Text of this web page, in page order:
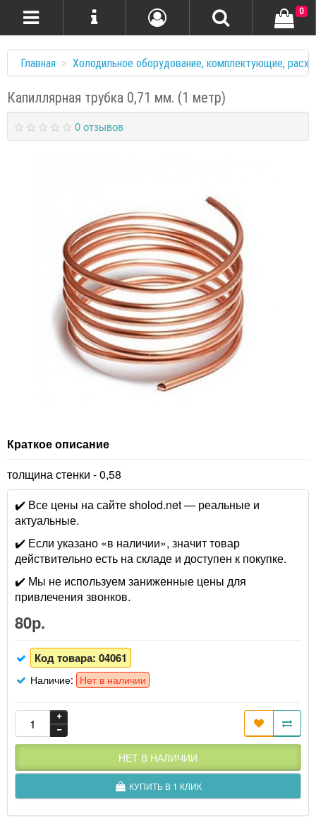
0
Главная Холодильное оборудование, комплектующие,
Капиллярная трубка 0,71 мм. (1 метр)
0 отзывов
Краткое описание
толщина стенки - 0,58
✔️ Все цены на сайте sholod.net — реальные и
актуальные.
✔️ Если указано «в наличии», значит товар
действительно есть на складе и доступен к покупке.
✔️ Мы не используем заниженные цены для
привлечения звонков.
80р.
Код товара: 04061
Наличие: Нет в наличии
НЕТ В НАЛИЧИИ
КУПИТЬ В 1 КЛИК